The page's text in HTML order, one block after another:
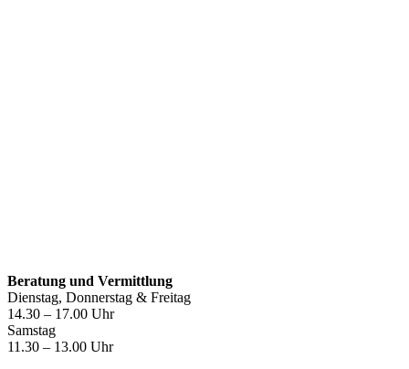
Beratung und Vermittlung
Dienstag, Donnerstag & Freitag
14.30 – 17.00 Uhr
Samstag
11.30 – 13.00 Uhr